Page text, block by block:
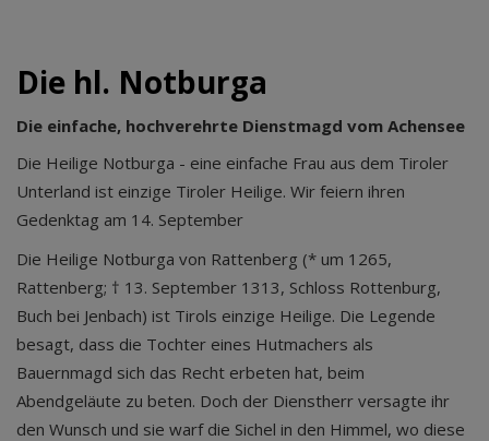
Die hl. Notburga
Die einfache, hochverehrte Dienstmagd vom Achensee
Die Heilige Notburga - eine einfache Frau aus dem Tiroler
Unterland ist einzige Tiroler Heilige. Wir feiern ihren
Gedenktag am 14. September
Die Heilige Notburga von Rattenberg (* um 1265,
Rattenberg; † 13. September 1313, Schloss Rottenburg,
Buch bei Jenbach) ist Tirols einzige Heilige. Die Legende
besagt, dass die Tochter eines Hutmachers als
Bauernmagd sich das Recht erbeten hat, beim
Abendgeläute zu beten. Doch der Dienstherr versagte ihr
den Wunsch und sie warf die Sichel in den Himmel, wo diese